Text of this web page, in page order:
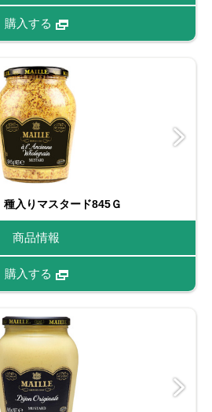
購入する
入りマスタード845Ｇ
商品情報
購入する